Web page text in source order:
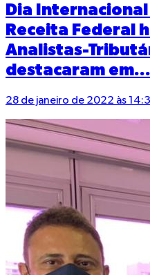
Dia
Receita Federal
Analistas-
destacaram em...
28 de janeiro de 2022 às